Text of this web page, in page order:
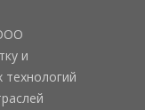
и
технологий